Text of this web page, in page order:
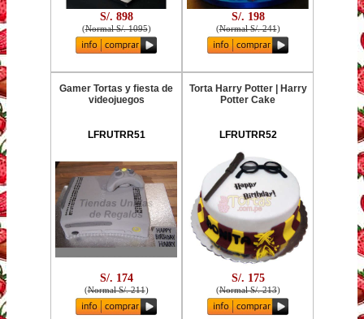
S/. 898
(Normal S/. 1095)
S/. 198
(Normal S/. 241)
Gamer Tortas y fiesta de
videojuegos
LFRUTRR51
S/. 174
(Normal S/. 211)
Torta Harry Potter | Harry
Potter Cake
LFRUTRR52
S/. 175
(Normal S/. 213)